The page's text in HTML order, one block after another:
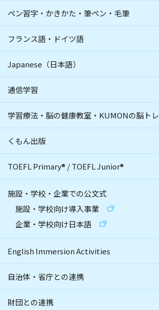
ペン習字・かきかた・筆ペン・毛筆
フランス語・ドイツ語
Japanese（日本語）
通信学習
学習療法・脳の健康教室・KUMONの脳トレ
くもん出版
TOEFL Primary® /TOEFL Junior®
施設・学校・企業での公文式
施設・学校向け導入事業
企業・学校向け日本語
English Immersion Activities
自治体・省庁との連携
財団との連携